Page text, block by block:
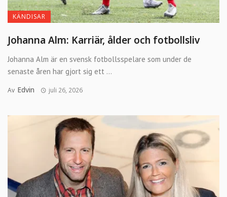
KÄNDISAR
Johanna Alm: Karriär, ålder och fotbollsliv
Johanna Alm är en svensk fotbollsspelare som under de
senaste åren har gjort sig ett ...
Av Edvin juli 26, 2026